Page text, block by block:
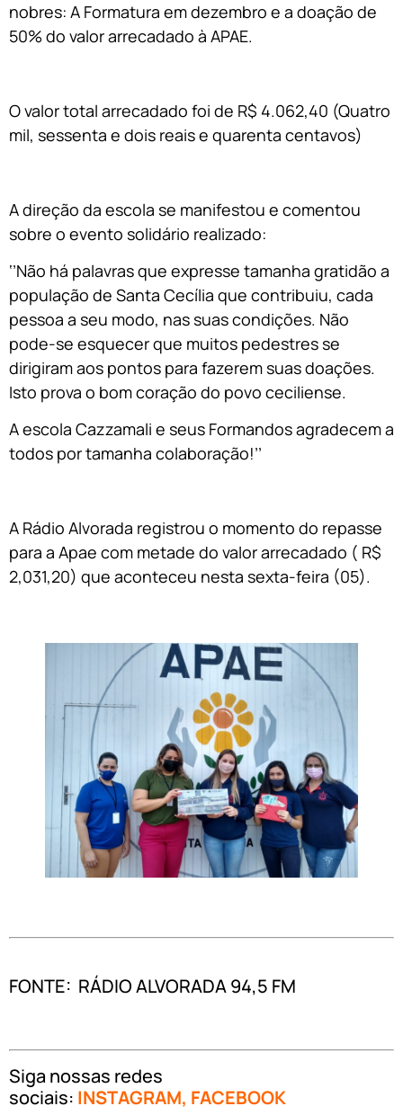
nobres: A Formatura em dezembro e a doação de
50% do valor arrecadado à APAE.
O valor total arrecadado foi de R$ 4.062,40 (Quatro
mil, sessenta e dois reais e quarenta centavos)
A direção da escola se manifestou e comentou
sobre o evento solidário realizado:
‘’Não há palavras que expresse tamanha gratidão a
população de Santa Cecília que contribuiu, cada
pessoa a seu modo, nas suas condições. Não
pode-se esquecer que muitos pedestres se
dirigiram aos pontos para fazerem suas doações.
Isto prova o bom coração do povo ceciliense.
A escola Cazzamali e seus Formandos agradecem a
todos por tamanha colaboração!’’
A Rádio Alvorada registrou o momento do repasse
para a Apae com metade do valor arrecadado ( R$
2,031,20) que aconteceu nesta sexta-feira (05).
FONTE: RÁDIO ALVORADA 94,5 FM
Siga nossas redes
sociais: INSTAGRAM, FACEBOOK